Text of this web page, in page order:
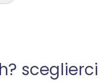
sceglierci